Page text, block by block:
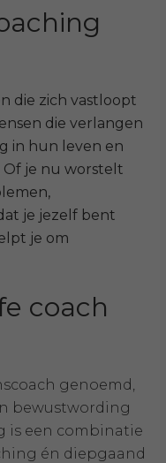
die zich vastloopt
die verlangen
in hun leven en
Of je nu worstelt
je jezelf bent
je om
coach
genoemd,
bewustwording
is een combinatie
én diepgaand